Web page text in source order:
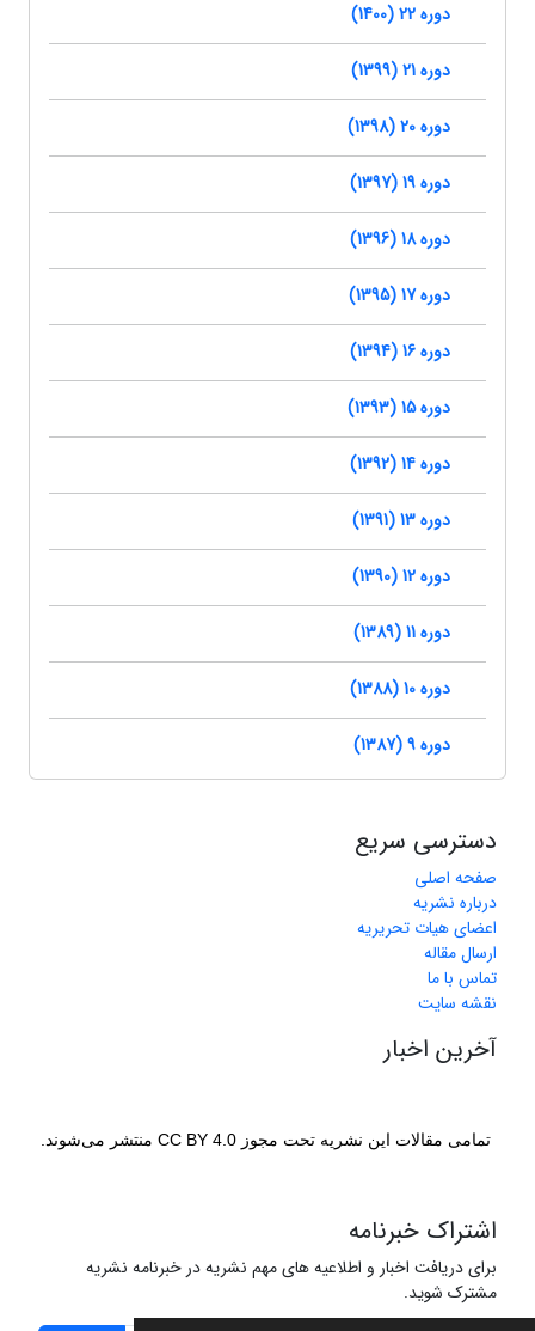
دوره 22 (1400)
دوره 21 (1399)
دوره 20 (1398)
دوره 19 (1397)
دوره 18 (1396)
دوره 17 (1395)
دوره 16 (1394)
دوره 15 (1393)
دوره 14 (1392)
دوره 13 (1391)
دوره 12 (1390)
دوره 11 (1389)
دوره 10 (1388)
دوره 9 (1387)
دسترسی سریع
صفحه اصلی
درباره نشریه
اعضای هیات تحریریه
ارسال مقاله
تماس با ما
نقشه سایت
آخرین اخبار
تمامی مقالات این نشریه تحت مجوز CC BY 4.0 منتشر می‌شوند.
اشتراک خبرنامه
برای دریافت اخبار و اطلاعیه های مهم نشریه در خبرنامه نشریه
مشترک شوید.